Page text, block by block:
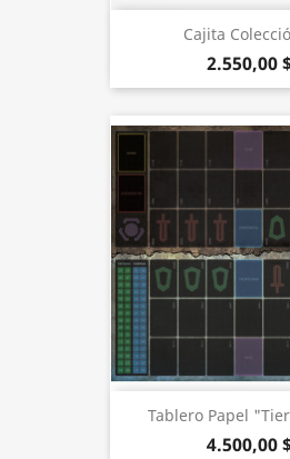
Cajita
2.550,00
Tablero Papel
4.500,00